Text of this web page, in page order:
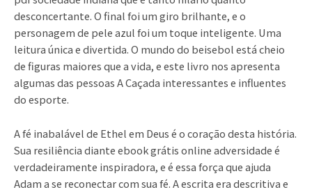
desconcertante. O final foi um giro brilhante, e o
personagem de pele azul foi um toque inteligente. Uma
leitura única e divertida. O mundo do beisebol está cheio
de figuras maiores que a vida, e este livro nos apresenta
algumas das pessoas A Caçada interessantes e influentes
do esporte.
A fé inabalável de Ethel em Deus é o coração desta história.
Sua resiliência diante ebook grátis online adversidade é
verdadeiramente inspiradora, e é essa força que ajuda
Adam a se reconectar com sua fé. A escrita era descritiva e